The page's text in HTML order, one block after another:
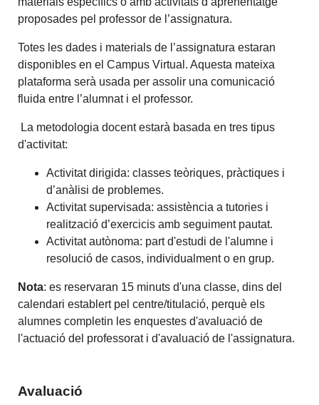
proposades pel professor de l’assignatura.
Totes les dades i materials de l’assignatura estaran
disponibles en el Campus Virtual. Aquesta mateixa
plataforma serà usada per assolir una comunicació
fluida entre l’alumnat i el professor.
La metodologia docent estarà basada en tres tipus
d'activitat:
Activitat dirigida: classes teòriques, pràctiques i
d’anàlisi de problemes.
Activitat supervisada: assistència a tutories i
realització d’exercicis amb seguiment pautat.
Activitat autònoma: part d'estudi de l'alumne i
resolució de casos, individualment o en grup.
Nota: es reservaran 15 minuts d'una classe, dins del
calendari establert pel centre/titulació, perquè els
alumnes completin les enquestes d'avaluació de
l'actuació del professorat i d'avaluació de l'assignatura.
Avaluació